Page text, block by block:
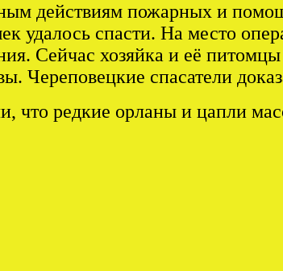
действиям пожарных и
удалось спасти. На место
Сейчас хозяйка и её
Череповецкие спасатели
что редкие орланы и цапли